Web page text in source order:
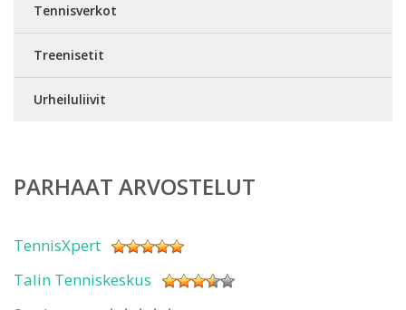
Tennisverkot
Treenisetit
Urheiluliivit
PARHAAT ARVOSTELUT
TennisXpert
Talin Tenniskeskus